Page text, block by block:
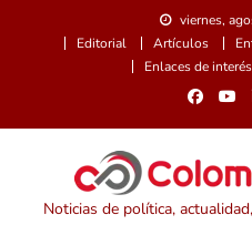
viernes,
Editorial
Artículos
Enlaces de interés
Noticias de política,